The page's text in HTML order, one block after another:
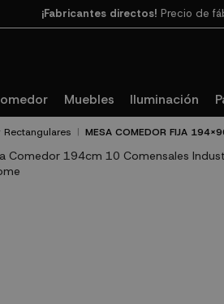
¡Fabricantes directos! Precio de
Muebles Iluminación
MESA COMEDOR FIJA